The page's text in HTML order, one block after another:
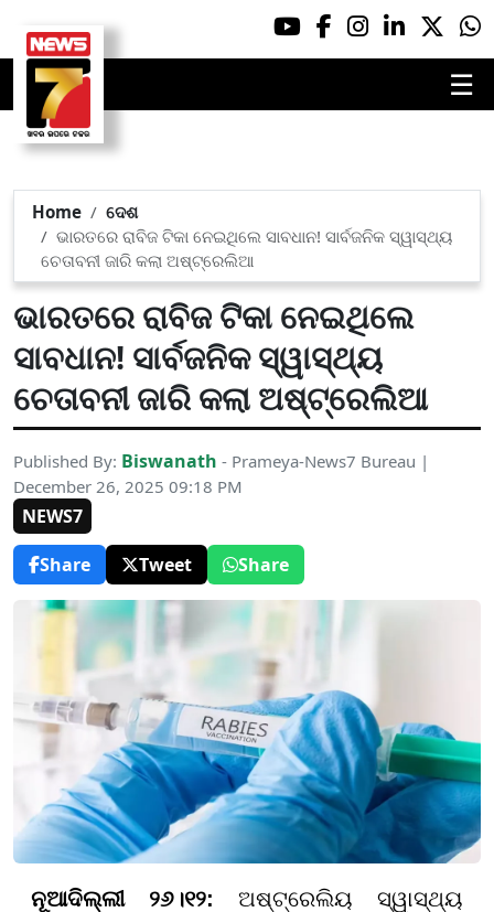
☰
Home
ଦେଶ
ଭାରତରେ ରାବିଜ ଟିକା ନେଇଥିଲେ ସାବଧାନ! ସାର୍ବଜନିକ ସ୍ୱାସ୍ଥ୍ୟ
ଚେତାବନୀ ଜାରି କଲା ଅଷ୍ଟ୍ରେଲିଆ
ଭାରତରେ ରାବିଜ ଟିକା ନେଇଥିଲେ
ସାବଧାନ! ସାର୍ବଜନିକ ସ୍ୱାସ୍ଥ୍ୟ
ଚେତାବନୀ ଜାରି କଲା ଅଷ୍ଟ୍ରେଲିଆ
Published By: Biswanath - Prameya-News7 Bureau |
December 26, 2025 09:18 PM
NEWS7
Share
Tweet Share
ନୂଆଦିଲ୍ଲୀ ୨୬।୧୨: ଅଷ୍ଟ୍ରେଲିୟ ସ୍ୱାସ୍ଥ୍ୟ